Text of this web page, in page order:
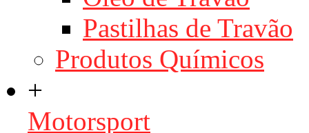
Pastilhas de Travão
Produtos Químicos
+
Motorsport